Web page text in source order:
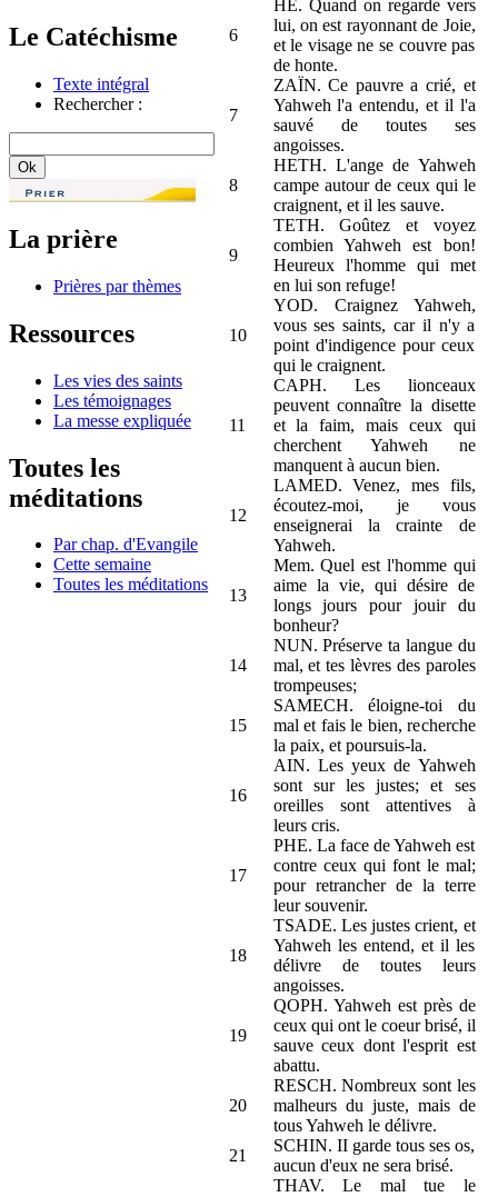
Le Catéchisme
Texte intégral
Rechercher :
La prière
Prières par thèmes
Ressources
Les vies des saints
Les témoignages
La messe expliquée
Toutes les
méditations
Par chap. d'Evangile
Cette semaine
Toutes les méditations
6
HE. Quand on regarde vers
lui, on est rayonnant de Joie,
et le visage ne se couvre pas
de honte.
7
ZAÏN. Ce pauvre a crié, et
Yahweh l'a entendu, et il l'a
sauvé de toutes ses
angoisses.
8
HETH. L'ange de Yahweh
campe autour de ceux qui le
craignent, et il les sauve.
9
TETH. Goûtez et voyez
combien Yahweh est bon!
Heureux l'homme qui met
en lui son refuge!
10
YOD. Craignez Yahweh,
vous ses saints, car il n'y a
point d'indigence pour ceux
qui le craignent.
11
CAPH. Les lionceaux
peuvent connaître la disette
et la faim, mais ceux qui
cherchent Yahweh ne
manquent à aucun bien.
12
LAMED. Venez, mes fils,
écoutez-moi, je vous
enseignerai la crainte de
Yahweh.
13
Mem. Quel est l'homme qui
aime la vie, qui désire de
longs jours pour jouir du
bonheur?
14
NUN. Préserve ta langue du
mal, et tes lèvres des paroles
trompeuses;
15
SAMECH. éloigne-toi du
mal et fais le bien, recherche
la paix, et poursuis-la.
16
AIN. Les yeux de Yahweh
sont sur les justes; et ses
oreilles sont attentives à
leurs cris.
17
PHE. La face de Yahweh est
contre ceux qui font le mal;
pour retrancher de la terre
leur souvenir.
18
TSADE. Les justes crient, et
Yahweh les entend, et il les
délivre de toutes leurs
angoisses.
19
QOPH. Yahweh est près de
ceux qui ont le coeur brisé, il
sauve ceux dont l'esprit est
abattu.
20
RESCH. Nombreux sont les
malheurs du juste, mais de
tous Yahweh le délivre.
21
SCHIN. II garde tous ses os,
aucun d'eux ne sera brisé.
THAV. Le mal tue le